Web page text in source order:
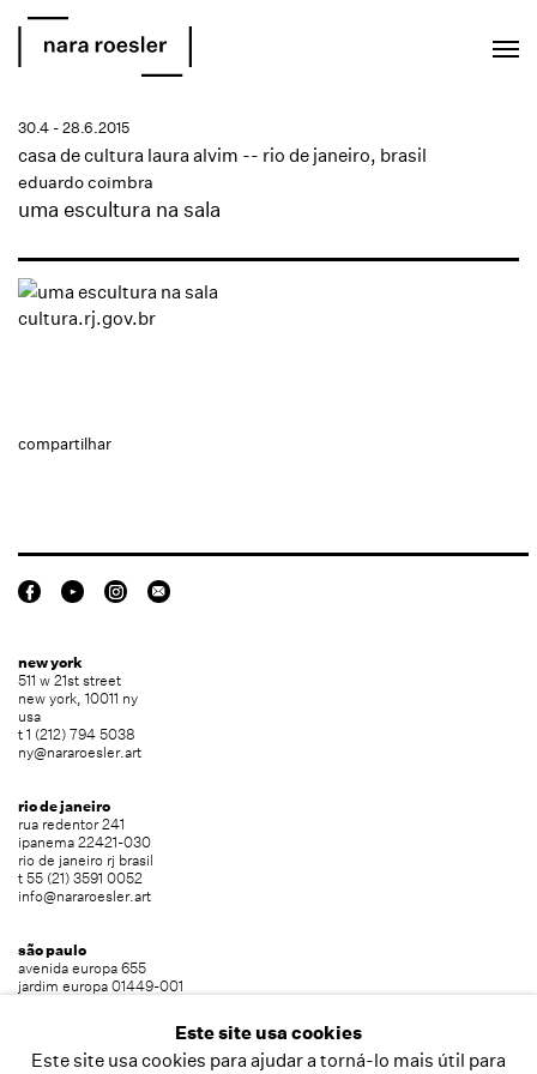
uma escultura na sala
eduardo coimbra
casa de cultura laura alvim -- rio de janeiro, brasil
30.4 - 28.6.2015
cultura.rj.gov.br
compartilhar
new york
511 w 21st street
new york, 10011 ny
usa
t 1 (212) 794 5038
ny@nararoesler.art
rio de janeiro
rua redentor 241
ipanema 22421-030
rio de janeiro rj brasil
t 55 (21) 3591 0052
info@nararoesler.art
são paulo
avenida europa 655
jardim europa 01449-001
Este site usa cookies
Este site usa cookies para ajudar a torná-lo mais útil para